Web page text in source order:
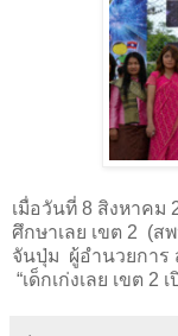
เมื่อวันที่ 8 สิงหาคม
ศึกษาเลย เขต 2 (สพ
จันปุ่ม ผู้อำนวยการ
“เด็กเก่งเลย เขต 2